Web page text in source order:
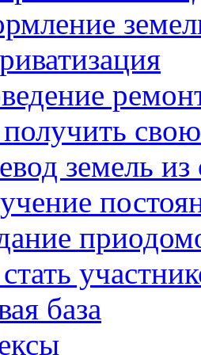
земель
база